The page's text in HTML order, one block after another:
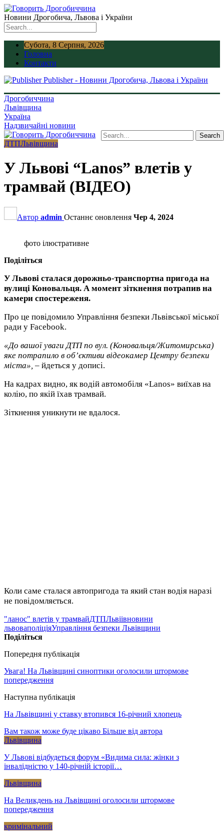
Новини Дрогобича, Львова і України
Субота, 8 Серпня, 2026
Головна
Контакти
Publisher - Новини Дрогобича, Львова і України
Дрогобиччина
Львівщина
Україна
Надзвичайні новини
ДТПЛьвівщина
У Львові “Lanos” влетів у
трамвай (ВІДЕО)
Автор admin Останнє оновлення Чер 4, 2024
фото ілюстративне
Поділіться
У Львові сталася дорожньо-транспортна пригода на
вулиці Коновальця. А момент зіткнення потрапив на
камери спостереженя.
Про це повідомило Управління безпеки Львівської міської
ради у Facebook.
«До вашої уваги ДТП по вул. (Коновальця/Житомирська)
яке потрапило в об’єктиви відеокамер Центру безпеки
міста», – йдеться у дописі.
На кадрах видно, як водій автомобіля «Lanos» виїхав на
колію, по якій їхав трамвай.
Зіткнення уникнути не вдалося.
Коли саме сталася автопригода та який стан водія наразі
не повідомляється.
"ланос" влетів у трамвайДТПЛьвіівновини
львоваполіціяУправління безпеки Львівщини
Поділіться
Попередня публікація
Увага! На Львівщині синоптики оголосили штормове
попередження
Наступна публікація
На Львівщині у ставку втопився 16-річний хлопець
Вам також може буде цікаво Більше від автора
Львівщина
У Львові відбудеться форум «Видима сила: жінки з
інвалідністю у 140-річній історії…
Львівщина
На Великдень на Львівщині оголосили штормове
попередження
кримінальний